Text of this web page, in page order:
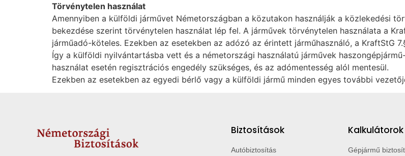
Törvénytelen használat
Amennyiben a külföldi járművet Németországban a közutakon használják a közlekedési
bekezdése szerint törvénytelen használat lép fel. A járművek törvénytelen használata a
járműadó-köteles. Ezekben az esetekben az adózó az érintett járműhasználó, a KraftStG
Így a külföldi nyilvántartásba vett és a németországi használatú járművek
használat esetén regisztrációs engedély szükséges, és az adómentesség alól mentesül.
Ezekben az esetekben az egyedi bérlő vagy a külföldi jármű minden egyes további
Biztosítások
Autóbiztosítás
Kalkulátorok
Gépjármű